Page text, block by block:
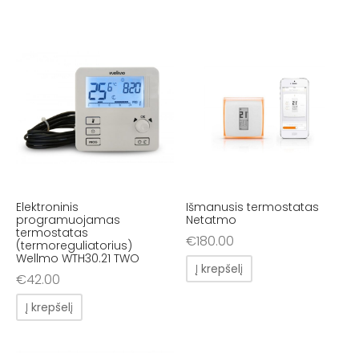
Elektroninis
programuojamas
termostatas
(termoreguliatorius)
Wellmo WTH30.21 TWO
€42.00
Į krepšelį
Išmanusis termostatas
Netatmo
€180.00
Į krepšelį